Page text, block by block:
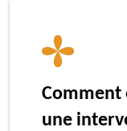
Comment
une